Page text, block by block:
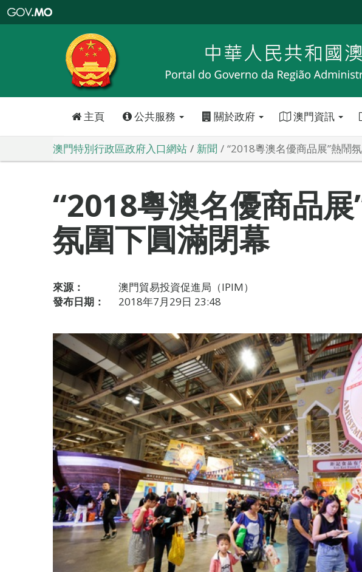
特
政
區
政
口
主頁 公共服務 關於政府 澳門資訊
澳門特別行政區政府入口網站 新聞 “2018粵澳名優商品展”熱鬧
“2018粵澳名優商品展
氛圍下圓滿閉幕
來源：
澳門貿易投資促進局（IPIM）
發布日期：
2018年7月29日 23:48